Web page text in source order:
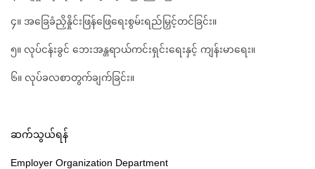
၄။ အခြေခံညှိနှိုင်းဖြန်ဖြေရေးစွမ်းရည်မြှင့်တင်ခြင်း။
၅။ လုပ်ငန်းခွင် ဘေးအန္တရာယ်ကင်းရှင်းရေးနှင့် ကျန်းမာရေး။
၆။ လုပ်ခလစာတွက်ချက်ခြင်း။
ဆက်သွယ်ရန်
Employer Organization Department